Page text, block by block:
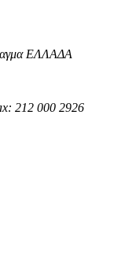
ΕΛΛΑΔΑ
212 000 2926